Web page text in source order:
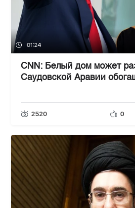
01:24
CNN: Белый дом может
Саудовской Аравии
2520 0